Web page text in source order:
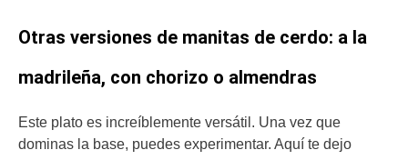
Otras versiones de manitas de cerdo: a la
madrileña, con chorizo o almendras
Este plato es increíblemente versátil. Una vez que
dominas la base, puedes experimentar. Aquí te dejo